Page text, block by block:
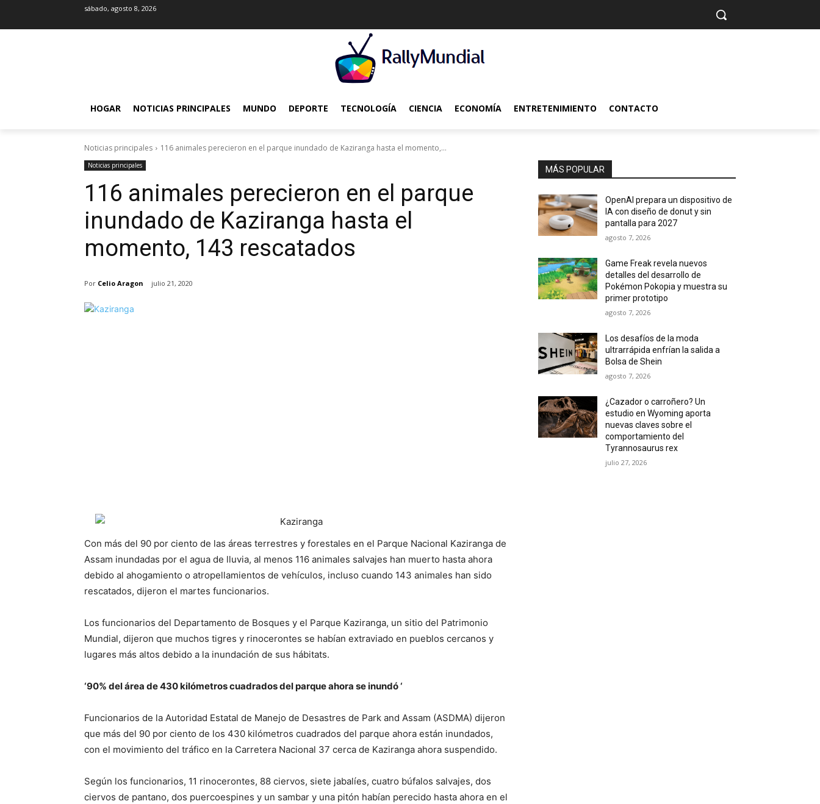
sábado, agosto 8, 2026
HOGAR NOTICIAS PRINCIPALES MUNDO DEPORTE TECNOLOGÍA CIENCIA ECONOMÍA ENTRETENIMIENTO CONTACTO
Noticias principales 116 animales perecieron en el parque inundado de Kaziranga hasta el momento,...
Noticias principales
116 animales perecieron en el parque
inundado de Kaziranga hasta el
momento, 143 rescatados
Por Celio Aragon julio 21, 2020
Con más del 90 por ciento de las áreas terrestres y forestales en el Parque Nacional Kaziranga de
Assam inundadas por el agua de lluvia, al menos 116 animales salvajes han muerto hasta ahora
debido al ahogamiento o atropellamientos de vehículos, incluso cuando 143 animales han sido
rescatados, dijeron el martes funcionarios.
Los funcionarios del Departamento de Bosques y el Parque Kaziranga, un sitio del Patrimonio
Mundial, dijeron que muchos tigres y rinocerontes se habían extraviado en pueblos cercanos y
lugares más altos debido a la inundación de sus hábitats.
‘90% del área de 430 kilómetros cuadrados del parque ahora se inundó ‘
Funcionarios de la Autoridad Estatal de Manejo de Desastres de Park and Assam (ASDMA) dijeron
que más del 90 por ciento de los 430 kilómetros cuadrados del parque ahora están inundados,
con el movimiento del tráfico en la Carretera Nacional 37 cerca de Kaziranga ahora suspendido.
Según los funcionarios, 11 rinocerontes, 88 ciervos, siete jabalíes, cuatro búfalos salvajes, dos
ciervos de pantano, dos puercoespines y un sambar y una pitón habían perecido hasta ahora en el
MÁS POPULAR
OpenAI prepara un dispositivo de
IA con diseño de donut y sin
pantalla para 2027
agosto 7, 2026
Game Freak revela nuevos
detalles del desarrollo de
Pokémon Pokopia y muestra su
primer prototipo
agosto 7, 2026
Los desafíos de la moda
ultrarrápida enfrían la salida a
Bolsa de Shein
agosto 7, 2026
¿Cazador o carroñero? Un
estudio en Wyoming aporta
nuevas claves sobre el
comportamiento del
Tyrannosaurus rex
julio 27, 2026